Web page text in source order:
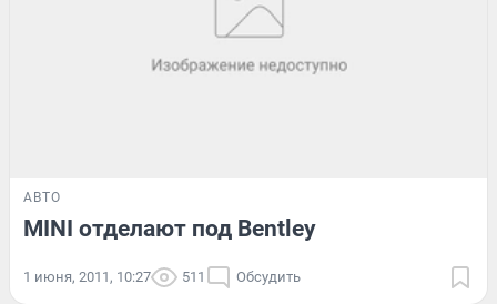
АВТО
MINI отделают под Bentley
1 июня, 2011, 10:27 511 Обсудить